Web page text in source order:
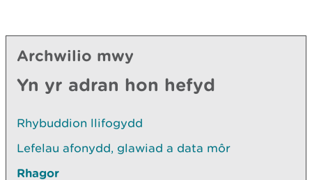
Archwilio mwy
Yn yr adran hon hefyd
Rhybuddion llifogydd
Lefelau afonydd, glawiad a data môr
Rhagor